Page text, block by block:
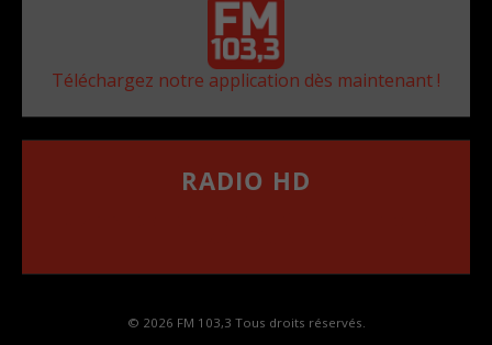
Téléchargez notre application dès maintenant !
RADIO HD
© 2026 FM 103,3 Tous droits réservés.